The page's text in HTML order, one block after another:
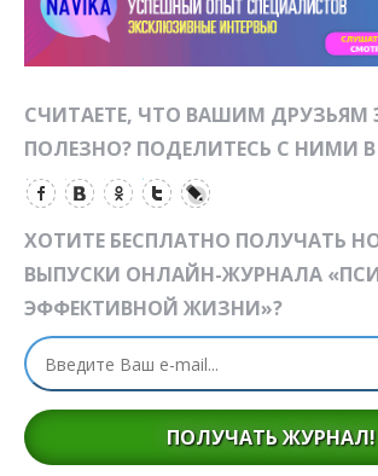
СЧИТАЕТЕ, ЧТО ВАШИМ ДРУЗЬЯМ
ПОЛЕЗНО? ПОДЕЛИТЕСЬ С НИМИ
ХОТИТЕ БЕСПЛАТНО ПОЛУЧАТЬ
ВЫПУСКИ ОНЛАЙН-ЖУРНАЛА
ЭФФЕКТИВНОЙ ЖИЗНИ»?
ПОЛУЧАТЬ ЖУРНАЛ!